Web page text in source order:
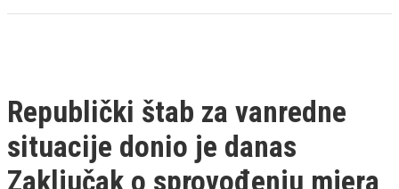
Republički štab za vanredne
situacije donio je danas
Zaključak o sprovođenju mjera